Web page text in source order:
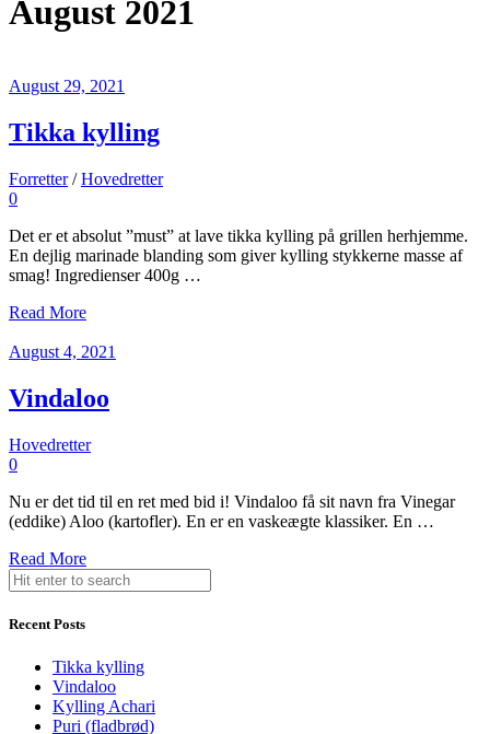
August 2021
August 29, 2021
Tikka kylling
Forretter/Hovedretter
0
Det er et absolut ”must” at lave tikka kylling på grillen herhjemme.
En dejlig marinade blanding som giver kylling stykkerne masse af
smag! Ingredienser 400g …
Read More
August 4, 2021
Vindaloo
Hovedretter
0
Nu er det tid til en ret med bid i! Vindaloo få sit navn fra Vinegar
(eddike) Aloo (kartofler). En er en vaskeægte klassiker. En …
Read More
Recent Posts
Tikka kylling
Vindaloo
Kylling Achari
Puri (fladbrød)